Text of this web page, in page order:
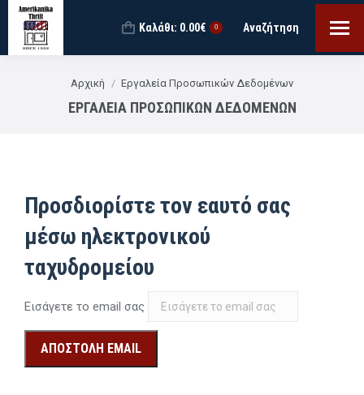
Καλάθι: 0.00€ 0 Search:
Αναζήτηση
You are here:
Αρχική Εργαλεία Προσωπικών Δεδομένων
ΕΡΓΑΛΕΊΑ ΠΡΟΣΩΠΙΚΏΝ ΔΕΔΟΜΈΝΩΝ
Προσδιορίστε τον εαυτό σας
μέσω ηλεκτρονικού
ταχυδρομείου
Εισάγετε το email σας